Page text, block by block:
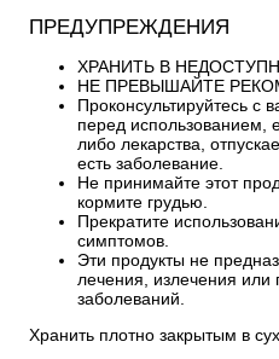
ПРЕДУПРЕЖДЕНИЯ
ХРАНИТЬ В
НЕ ПРЕВЫШАЙТЕ
Проконсультируйтесь
перед использованием,
либо лекарства,
есть заболевание.
Не принимайте этот
кормите грудью.
Прекратите
симптомов.
Эти продукты не
лечения, излечения
заболеваний.
Хранить плотно закрытым в